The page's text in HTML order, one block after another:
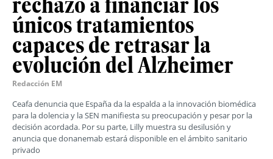
únicos tratamientos
capaces de retrasar la
evolución del Alzheimer
Redacción EM
Ceafa denuncia que España da la espalda a la innovación biomédica
para la dolencia y la SEN manifiesta su preocupación y pesar por la
decisión acordada. Por su parte, Lilly muestra su desilusión y
anuncia que donanemab estará disponible en el ámbito sanitario
privado